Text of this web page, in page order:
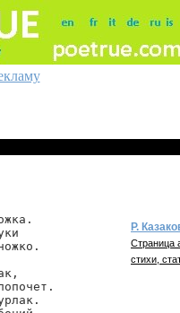
Р.
Страница
стихи,